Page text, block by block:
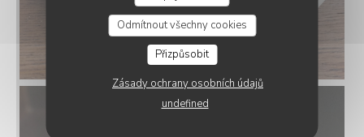
Odmítnout všechny cookies
Přizpůsobit
Zásady ochrany osobních údajů
undefined